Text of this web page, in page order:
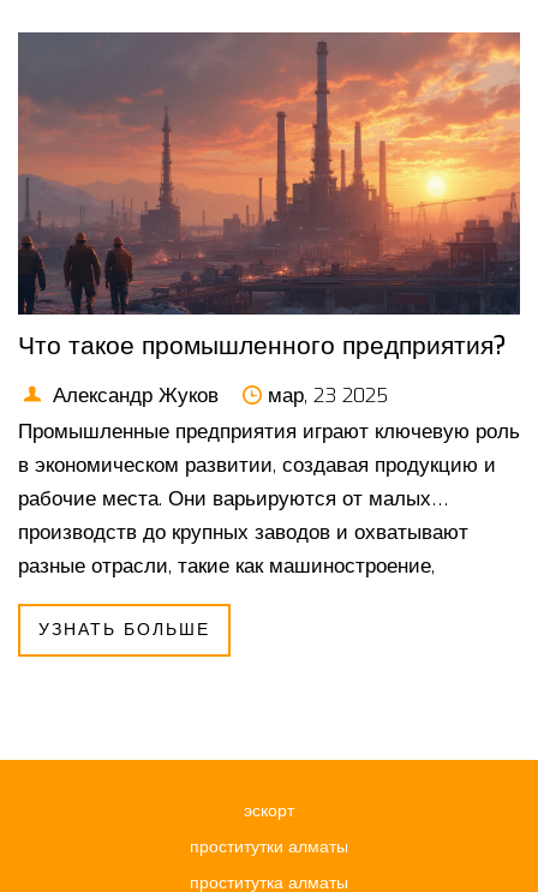
Что такое промышленного предприятия?
Александр Жуков
мар, 23 2025
Промышленные предприятия играют ключевую роль
в экономическом развитии, создавая продукцию и
рабочие места. Они варьируются от малых
производств до крупных заводов и охватывают
разные отрасли, такие как машиностроение,
химическая индустрия и электроника. Понимание
структуры и функций промышленных предприятий
даются практичные советы по их развитию.
УЗНАТЬ БОЛЬШЕ
эскорт
проститутки алматы
проститутка алматы